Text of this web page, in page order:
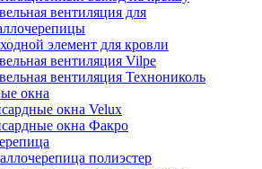
вентиляция для
элемент для кровли
вентиляция Vilpe
вентиляция Технониколь
окна
окна Velux
окна Факро
полиэстер